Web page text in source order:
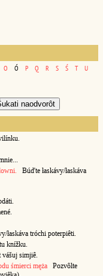
O Ó P Q R S Ś T
U
Búďte łaskávy/łaskáva
łaskáva tróchi poterpiêti.
knížku.
vášuj simjiê.
śmierci męża Pozvôlte